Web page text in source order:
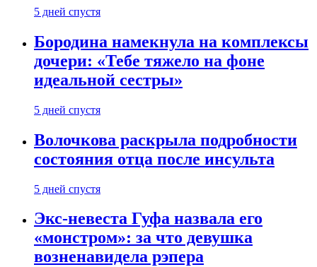
5 дней спустя
Бородина намекнула на комплексы
дочери: «Тебе тяжело на фоне
идеальной сестры»
5 дней спустя
Волочкова раскрыла подробности
состояния отца после инсульта
5 дней спустя
Экс-невеста Гуфа назвала его
«монстром»: за что девушка
возненавидела рэпера